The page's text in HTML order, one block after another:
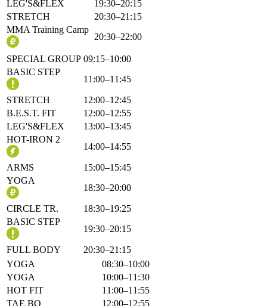
LEG'S&FLEX
19:30–20:15
STRETCH
20:30–21:15
MMA Training Camp
20:30–22:00
SPECIAL GROUP 09:15–10:00
BASIC STEP
11:00–11:45
STRETCH
12:00–12:45
B.E.S.T. FIT
12:00–12:55
LEG'S&FLEX
13:00–13:45
HOT-IRON 2
14:00–14:55
ARMS
15:00–15:45
YOGA
18:30–20:00
CIRCLE TR.
18:30–19:25
BASIC STEP
19:30–20:15
FULL BODY
20:30–21:15
YOGA
08:30–10:00
YOGA
10:00–11:30
HOT FIT
11:00–11:55
TAE BO
12:00–12:55